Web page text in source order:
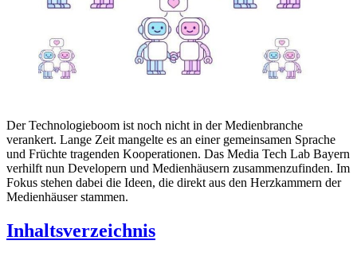
Der Technologieboom ist noch nicht in der Medienbranche
verankert. Lange Zeit mangelte es an einer gemeinsamen Sprache
und Früchte tragenden Kooperationen. Das Media Tech Lab Bayern
verhilft nun Developern und Medienhäusern zusammenzufinden. Im
Fokus stehen dabei die Ideen, die direkt aus den Herzkammern der
Medienhäuser stammen.
Inhaltsverzeichnis